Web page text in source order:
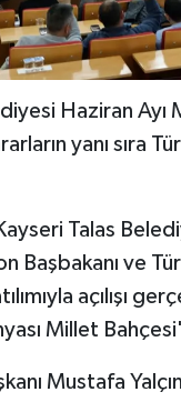
Haziran
yanı sıra
Kayseri Talas
Başbakanı ve
açılışı
Millet
Mustafa